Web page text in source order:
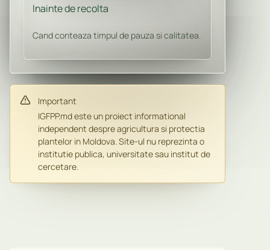
Inainte de recolta
Cand conteaza timpul de pauza si calitatea.
Important
IGFPP.md este un proiect informational
independent despre agricultura si protectia
plantelor in Moldova. Site-ul nu reprezinta o
institutie publica, universitate sau institut de
cercetare.